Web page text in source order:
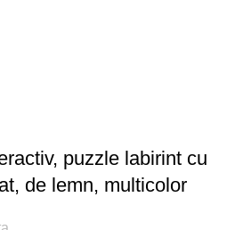
puzzle labirint cu
de lemn, multicolor